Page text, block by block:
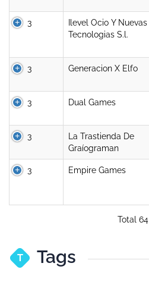
3
Ilevel Ocio Y Nuevas
Tecnologias S.l.
3 Generacion X Elfo
3 Dual Games
3
La Trastienda De
Graíograman
3 Empire Games
Total 64
T Tags